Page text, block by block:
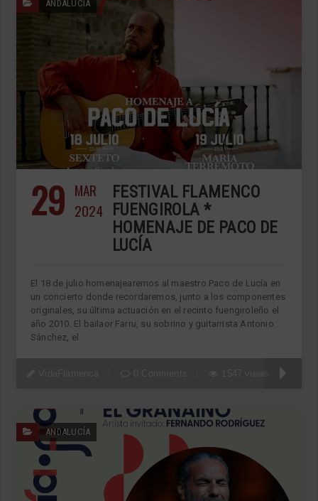
ANDALUCÍA
29 MAR
2024
FESTIVAL FLAMENCO
FUENGIROLA *
HOMENAJE DE PACO DE
LUCÍA
El 18 de julio homenajearemos al maestro Paco de Lucía en
un concierto donde recordaremos, junto a los componentes
originales, su última actuación en el recinto fuengiroleño el
año 2010. El bailaor Farru, su sobrino y guitarrista Antonio
Sánchez, el
ANDALUCÍA